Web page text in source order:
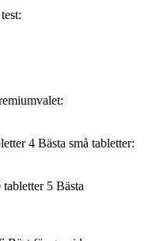
4 Bästa små tabletter:
5 Bästa